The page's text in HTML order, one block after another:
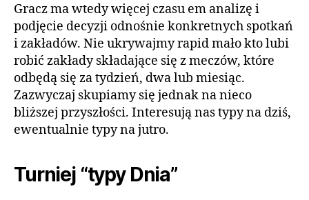
Gracz ma wtedy więcej czasu em analizę i
podjęcie decyzji odnośnie konkretnych spotkań
i zakładów. Nie ukrywajmy rapid mało kto lubi
robić zakłady składające się z meczów, które
odbędą się za tydzień, dwa lub miesiąc.
Zazwyczaj skupiamy się jednak na nieco
bliższej przyszłości. Interesują nas typy na dziś,
ewentualnie typy na jutro.
Turniej “typy Dnia”